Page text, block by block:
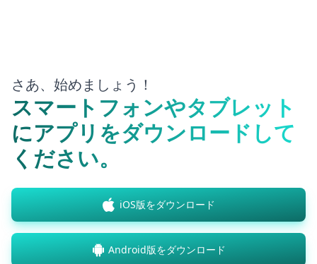
さあ、始めましょう！
スマートフォンやタブレット
にアプリをダウンロードして
ください。
iOS版をダウンロード
Android版をダウンロード